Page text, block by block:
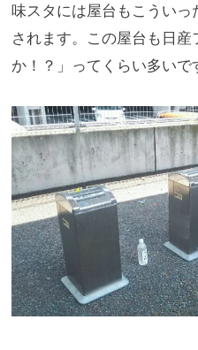
味スタには屋台もこうい
されます。 この屋台も日産
か！？」ってくらい多いで